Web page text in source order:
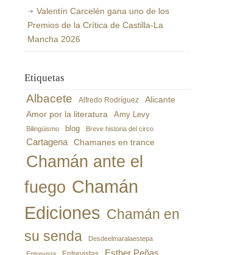
Valentín Carcelén gana uno de los
Premios de la Crítica de Castilla-La
Mancha 2026
Etiquetas
Albacete Alfredo Rodríguez
Alicante
Amor por la literatura
Amy Levy
Bilingüismo blog Breve historia del circo
Cartagena Chamanes en trance
Chamán ante el
fuego Chamán
Ediciones Chamán en
su senda
Desdeelmaralaestepa